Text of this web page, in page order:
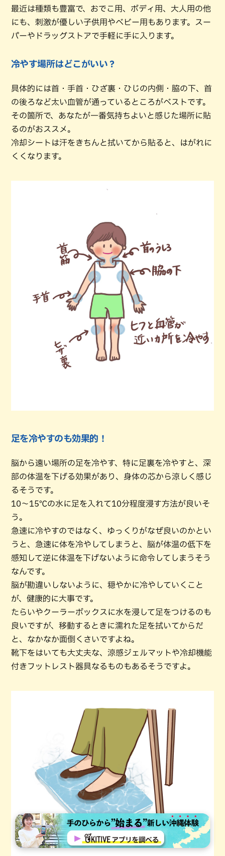
最近は種類も豊富で、おでこ用、ボディ用、大人用の他
にも、刺激が優しい子供用やベビー用もあります。スー
パーやドラッグストアで手軽に手に入ります。
冷やす場所はどこがいい？
具体的には首・手首・ひざ裏・ひじの内側・脇の下、首
の後ろなど太い血管が通っているところがベストです。
その箇所で、あなたが一番気持ちよいと感じた場所に貼
るのがおススメ。
冷却シートは汗をきちんと拭いてから貼ると、はがれに
くくなります。
足を冷やすのも効果的！
脳から遠い場所の足を冷やす、特に足裏を冷やすと、深
部の体温を下げる効果があり、身体の芯から涼しく感じ
るそうです。
10～15℃の水に足を入れて10分程度浸す方法が良いそ
う。
急速に冷やすのではなく、ゆっくりがなぜ良いのかとい
うと、急速に体を冷やしてしまうと、脳が体温の低下を
感知して逆に体温を下げないように命令してしまうそう
なんです。
脳が勘違いしないように、穏やかに冷やしていくこと
が、健康的に大事です。
たらいやクーラーボックスに水を浸して足をつけるのも
良いですが、移動するときに濡れた足を拭いてからだ
と、なかなか面倒くさいですよね。
靴下をはいても大丈夫な、涼感ジェルマットや冷却機能
付きフットレスト器具なるものもあるそうですよ。